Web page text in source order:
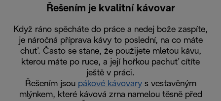
Řešením je kvalitní kávovar
Když ráno spěcháte do práce a nedej bože zaspíte,
je náročná příprava kávy to poslední, na co máte
chuť. Často se stane, že použijete mletou kávu,
kterou máte po ruce, a její hořkou pachuť cítíte
ještě v práci.
Řešením jsou pákové kávovarys vestavěným
mlýnkem, které kávová zrna namelou těsně před